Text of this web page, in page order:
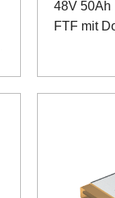
48V 50Ah
FTF mit